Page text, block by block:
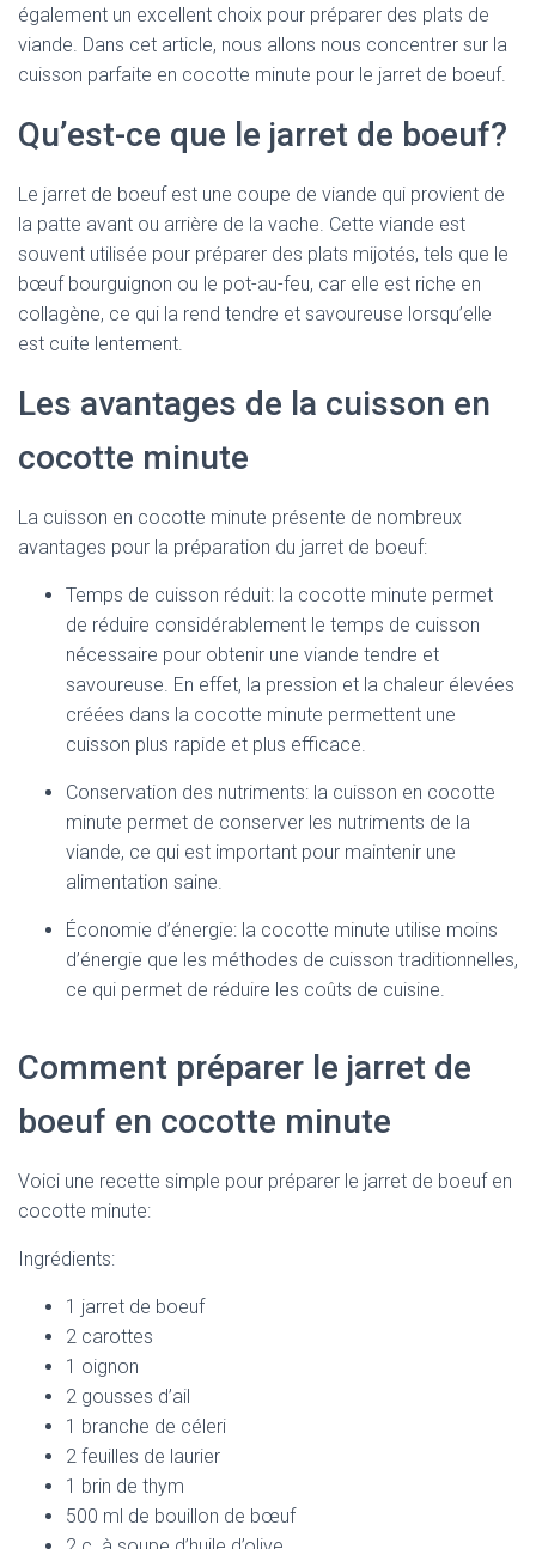
également un excellent choix pour préparer des plats de
viande. Dans cet article, nous allons nous concentrer sur la
cuisson parfaite en cocotte minute pour le jarret de boeuf.
Qu’est-ce que le jarret de boeuf?
Le jarret de boeuf est une coupe de viande qui provient de
la patte avant ou arrière de la vache. Cette viande est
souvent utilisée pour préparer des plats mijotés, tels que le
bœuf bourguignon ou le pot-au-feu, car elle est riche en
collagène, ce qui la rend tendre et savoureuse lorsqu’elle
est cuite lentement.
Les avantages de la cuisson en
cocotte minute
La cuisson en cocotte minute présente de nombreux
avantages pour la préparation du jarret de boeuf:
Temps de cuisson réduit: la cocotte minute permet
de réduire considérablement le temps de cuisson
nécessaire pour obtenir une viande tendre et
savoureuse. En effet, la pression et la chaleur élevées
créées dans la cocotte minute permettent une
cuisson plus rapide et plus efficace.
Conservation des nutriments: la cuisson en cocotte
minute permet de conserver les nutriments de la
viande, ce qui est important pour maintenir une
alimentation saine.
Économie d’énergie: la cocotte minute utilise moins
d’énergie que les méthodes de cuisson traditionnelles,
ce qui permet de réduire les coûts de cuisine.
Comment préparer le jarret de
boeuf en cocotte minute
Voici une recette simple pour préparer le jarret de boeuf en
cocotte minute:
Ingrédients:
1 jarret de boeuf
2 carottes
1 oignon
2 gousses d’ail
1 branche de céleri
2 feuilles de laurier
1 brin de thym
500 ml de bouillon de bœuf